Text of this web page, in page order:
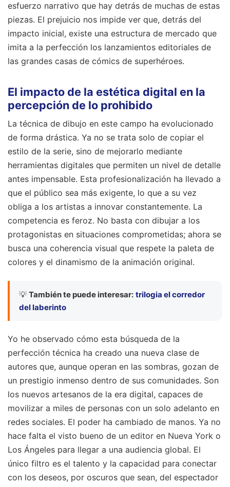
esfuerzo narrativo que hay detrás de muchas de estas
piezas. El prejuicio nos impide ver que, detrás del
impacto inicial, existe una estructura de mercado que
imita a la perfección los lanzamientos editoriales de
las grandes casas de cómics de superhéroes.
El impacto de la estética digital en la
percepción de lo prohibido
La técnica de dibujo en este campo ha evolucionado
de forma drástica. Ya no se trata solo de copiar el
estilo de la serie, sino de mejorarlo mediante
herramientas digitales que permiten un nivel de detalle
antes impensable. Esta profesionalización ha llevado a
que el público sea más exigente, lo que a su vez
obliga a los artistas a innovar constantemente. La
competencia es feroz. No basta con dibujar a los
protagonistas en situaciones comprometidas; ahora se
busca una coherencia visual que respete la paleta de
colores y el dinamismo de la animación original.
💡 También te puede interesar: trilogia el corredor
del laberinto
Yo he observado cómo esta búsqueda de la
perfección técnica ha creado una nueva clase de
autores que, aunque operan en las sombras, gozan de
un prestigio inmenso dentro de sus comunidades. Son
los nuevos artesanos de la era digital, capaces de
movilizar a miles de personas con un solo adelanto en
redes sociales. El poder ha cambiado de manos. Ya no
hace falta el visto bueno de un editor en Nueva York o
Los Ángeles para llegar a una audiencia global. El
único filtro es el talento y la capacidad para conectar
con los deseos, por oscuros que sean, del espectador